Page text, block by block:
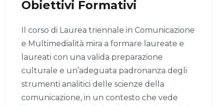
Obiettivi Formativi
Il corso di Laurea triennale in Comunicazione
e Multimedialità mira a formare laureate e
laureati con una valida preparazione
culturale e un’adeguata padronanza degli
strumenti analitici delle scienze della
comunicazione, in un contesto che vede